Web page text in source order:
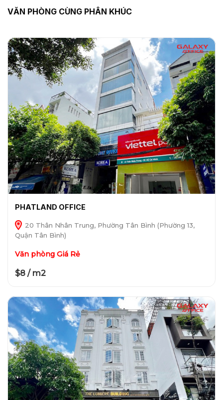
VĂN PHÒNG CÙNG PHÂN KHÚC
PHATLAND OFFICE
20 Thân Nhân Trung, Phường Tân Bình (Phường 13,
Quận Tân Bình)
Văn phòng Giá Rẻ
$8 / m2